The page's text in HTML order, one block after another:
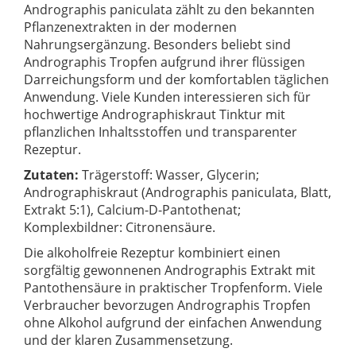
Andrographis paniculata zählt zu den bekannten
Pflanzenextrakten in der modernen
Nahrungsergänzung. Besonders beliebt sind
Andrographis Tropfen aufgrund ihrer flüssigen
Darreichungsform und der komfortablen täglichen
Anwendung. Viele Kunden interessieren sich für
hochwertige Andrographiskraut Tinktur mit
pflanzlichen Inhaltsstoffen und transparenter
Rezeptur.
Zutaten: Trägerstoff: Wasser, Glycerin;
Andrographiskraut (Andrographis paniculata, Blatt,
Extrakt 5:1), Calcium-D-Pantothenat;
Komplexbildner: Citronensäure.
Die alkoholfreie Rezeptur kombiniert einen
sorgfältig gewonnenen Andrographis Extrakt mit
Pantothensäure in praktischer Tropfenform. Viele
Verbraucher bevorzugen Andrographis Tropfen
ohne Alkohol aufgrund der einfachen Anwendung
und der klaren Zusammensetzung.